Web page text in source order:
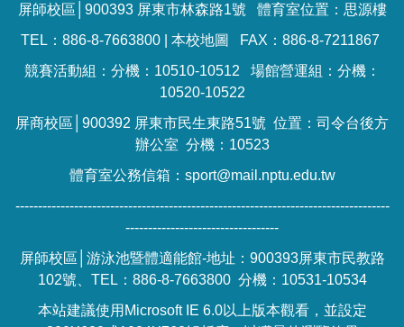
屏師校區│900393 屏東市林森路1號 體育室位置：思源樓
TEL：886-8-7663800 | 本校地圖
FAX：886-8-7211867
競賽活動組：分機：10510-10512 場館營運組：分機：
10520-10522
屏商校區│900392 屏東市民生東路51號 位置：司令台後方
辦公室 分機：10523
體育室公務信箱：sport@mail.nptu.edu.tw
-----------------------------------------------------------------------------------
----------------------------------
屏師校區│游泳池暨體適能館-地址：900393屏東市民教路
102號、TEL：886-8-7663800 分機：10531-10534
本站建議使用Microsoft IE 6.0以上版本觀看，並設定